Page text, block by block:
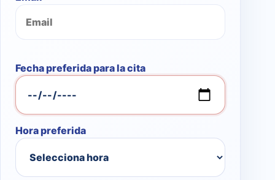
Fecha preferida para la cita
Hora preferida